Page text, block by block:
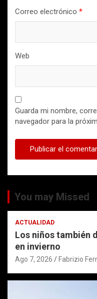
Correo electrónico *
Web
Guarda mi nombre,
navegador para la
You may Missed
ACTUALIDAD
Los niños también
en invierno
Ago 7, 2026 Fabrizio